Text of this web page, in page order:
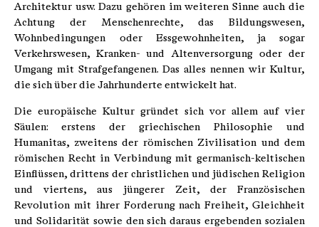
Architektur usw. Dazu gehören im weiteren Sinne auch die
Achtung der Menschenrechte, das Bildungswesen,
Wohnbedingungen oder Essgewohnheiten, ja sogar
Verkehrswesen, Kranken- und Altenversorgung oder der
Umgang mit Strafgefangenen. Das alles nennen wir Kultur,
die sich über die Jahrhunderte entwickelt hat.
Die europäische Kultur gründet sich vor allem auf vier
Säulen: erstens der griechischen Philosophie und
Humanitas, zweitens der römischen Zivilisation und dem
römischen Recht in Verbindung mit germanisch-keltischen
Einflüssen, drittens der christlichen und jüdischen Religion
und viertens, aus jüngerer Zeit, der Französischen
Revolution mit ihrer Forderung nach Freiheit, Gleichheit
und Solidarität sowie den sich daraus ergebenden sozialen